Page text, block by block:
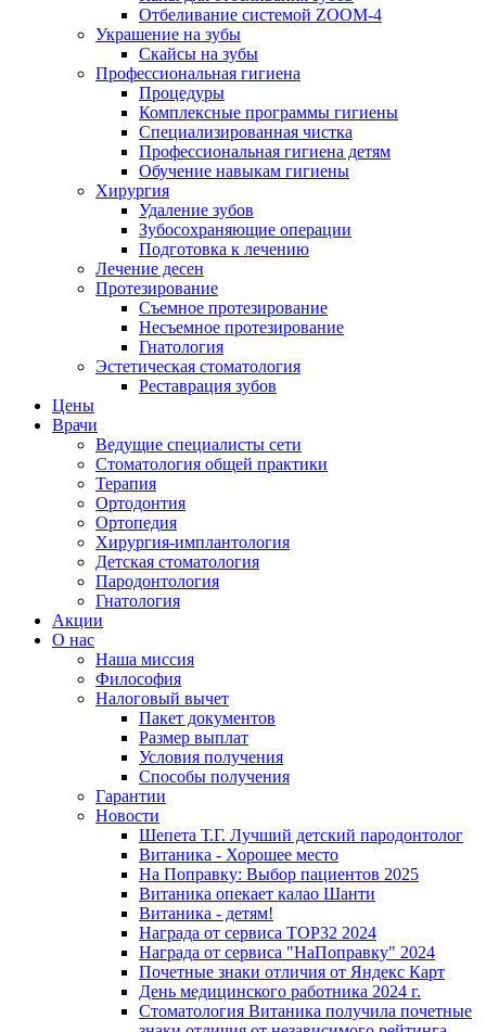
Отбеливание системой ZOOM-4
Украшение на зубы
Скайсы на зубы
Профессиональная гигиена
Процедуры
Комплексные программы гигиены
Специализированная чистка
Профессиональная гигиена детям
Обучение навыкам гигиены
Хирургия
Удаление зубов
Зубосохраняющие операции
Подготовка к лечению
Лечение десен
Протезирование
Съемное протезирование
Несъемное протезирование
Гнатология
Эстетическая стоматология
Реставрация зубов
Цены
Врачи
Ведущие специалисты сети
Стоматология общей практики
Терапия
Ортодонтия
Ортопедия
Хирургия-имплантология
Детская стоматология
Пародонтология
Гнатология
Акции
О нас
Наша миссия
Философия
Налоговый вычет
Пакет документов
Размер выплат
Условия получения
Способы получения
Гарантии
Новости
Шепета Т.Г. Лучший детский пародонтолог
Витаника - Хорошее место
На Поправку: Выбор пациентов 2025
Витаника опекает калао Шанти
Витаника - детям!
Награда от сервиса TOP32 2024
Награда от сервиса "НаПоправку" 2024
Почетные знаки отличия от Яндекс Карт
День медицинского работника 2024 г.
Стоматология Витаника получила почетные